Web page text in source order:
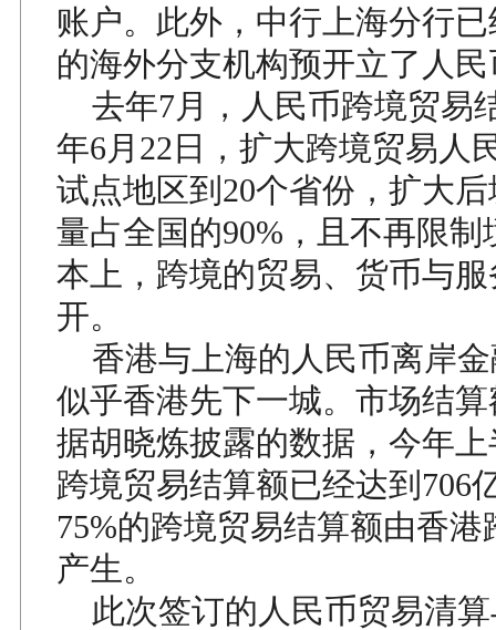
账户。此外，中行上海分行
的海外分支机构预开立了人
去年7月，人民币跨境贸易
年6月22日，扩大跨境贸易人
试点地区到20个省份，扩大
量占全国的90%，且不再限制
本上，跨境的贸易、货币与
开。
香港与上海的人民币离岸
似乎香港先下一城。市场结
据胡晓炼披露的数据，今年
跨境贸易结算额已经达到706
75%的跨境贸易结算额由香
产生。
此次签订的人民币贸易清